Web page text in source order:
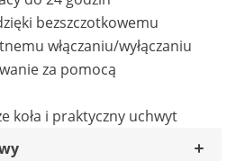
bezszczotkowemu
włączaniu/wyłączaniu
za pomocą
koła i praktyczny uchwyt